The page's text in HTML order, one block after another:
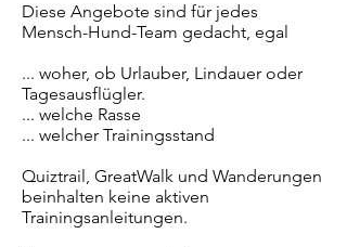
Diese Angebote sind für jedes
Mensch-Hund-Team gedacht, egal
... woher, ob Urlauber, Lindauer oder
Tagesausflügler.
... welche Rasse
... welcher Trainingsstand
Quiztrail, GreatWalk und Wanderungen
beinhalten keine aktiven
Trainingsanleitungen.